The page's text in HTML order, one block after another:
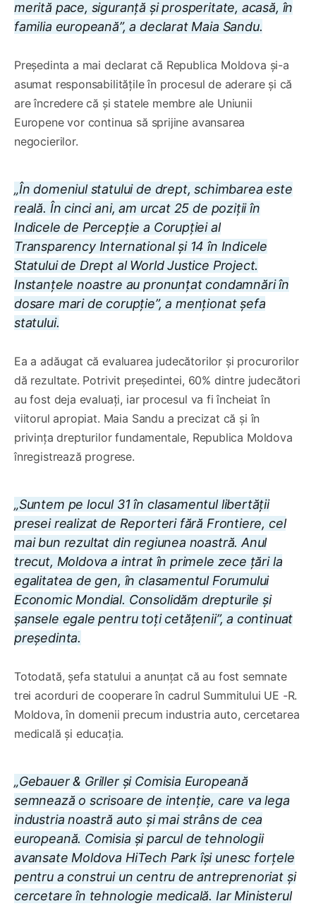
merită pace, siguranță și prosperitate, acasă, în
familia europeană”, a declarat Maia Sandu.
Președinta a mai declarat că Republica Moldova și-a
asumat responsabilitățile în procesul de aderare și că
are încredere că și statele membre ale Uniunii
Europene vor continua să sprijine avansarea
negocierilor.
„În domeniul statului de drept, schimbarea este
reală. În cinci ani, am urcat 25 de poziții în
Indicele de Percepție a Corupției al
Transparency International și 14 în Indicele
Statului de Drept al World Justice Project.
Instanțele noastre au pronunțat condamnări în
dosare mari de corupție”, a menționat șefa
statului.
Ea a adăugat că evaluarea judecătorilor și procurorilor
dă rezultate. Potrivit președintei, 60% dintre judecători
au fost deja evaluați, iar procesul va fi încheiat în
viitorul apropiat. Maia Sandu a precizat că și în
privința drepturilor fundamentale, Republica Moldova
înregistrează progrese.
„Suntem pe locul 31 în clasamentul libertății
presei realizat de Reporteri fără Frontiere, cel
mai bun rezultat din regiunea noastră. Anul
trecut, Moldova a intrat în primele zece țări la
egalitatea de gen, în clasamentul Forumului
Economic Mondial. Consolidăm drepturile și
șansele egale pentru toți cetățenii”, a continuat
președinta.
Totodată, șefa statului a anunțat că au fost semnate
trei acorduri de cooperare în cadrul Summitului UE -R.
Moldova, în domenii precum industria auto, cercetarea
medicală și educația.
„Gebauer & Griller și Comisia Europeană
semnează o scrisoare de intenție, care va lega
industria noastră auto și mai strâns de cea
europeană. Comisia și parcul de tehnologii
avansate Moldova HiTech Park își unesc forțele
pentru a construi un centru de antreprenoriat și
cercetare în tehnologie medicală. Iar Ministerul